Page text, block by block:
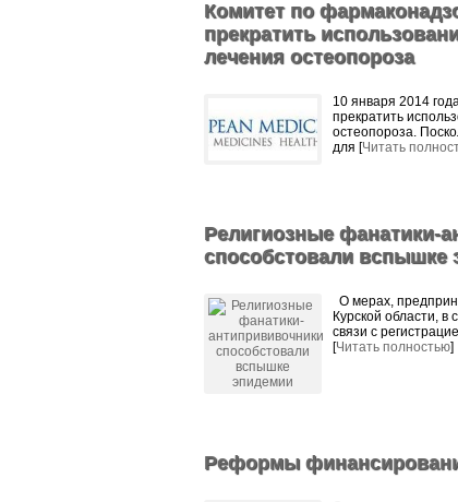
Комитет по
прекратить
лечения остеопороза
10 января 2014
прекратить
остеопороза.
для [Читать
Религиозные фанатики-
способстовали вспышке
О мерах,
Курской области,
связи с
[Читать полностью]
Реформы